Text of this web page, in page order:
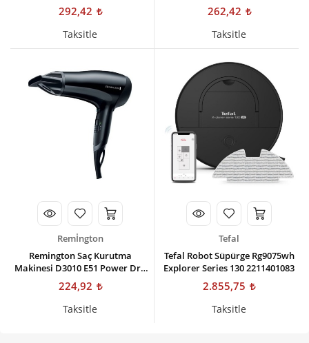
292,42
Taksitle
262,42
Taksitle
Remİngton
Remington Saç Kurutma
Makinesi D3010 E51 Power Dry
2000 Dryer
224,92
Taksitle
Tefal
Tefal Robot Süpürge Rg9075wh
Explorer Series 130 2211401083
2.855,75
Taksitle